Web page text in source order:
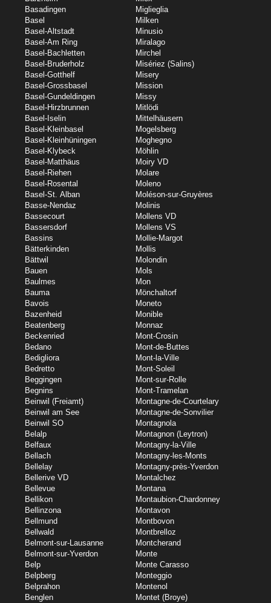
Basadingen
Basel
Basel-Altstadt
Basel-Am Ring
Basel-Bachletten
Basel-Bruderholz
Basel-Gotthelf
Basel-Grossbasel
Basel-Gundeldingen
Basel-Hirzbrunnen
Basel-Iselin
Basel-Kleinbasel
Basel-Kleinhüningen
Basel-Klybeck
Basel-Matthäus
Basel-Riehen
Basel-Rosental
Basel-St. Alban
Basse-Nendaz
Bassecourt
Bassersdorf
Bassins
Bätterkinden
Bättwil
Bauen
Baulmes
Bauma
Bavois
Bazenheid
Beatenberg
Beckenried
Bedano
Bedigliora
Bedretto
Beggingen
Begnins
Beinwil (Freiamt)
Beinwil am See
Beinwil SO
Belalp
Belfaux
Bellach
Bellelay
Bellerive VD
Bellevue
Bellikon
Bellinzona
Bellmund
Bellwald
Belmont-sur-Lausanne
Belmont-sur-Yverdon
Belp
Belpberg
Belprahon
Benglen
Miglieglia
Milken
Minusio
Miralago
Mirchel
Misériez (Salins)
Misery
Mission
Missy
Mitlödi
Mittelhäusern
Mogelsberg
Moghegno
Möhlin
Moiry VD
Molare
Moleno
Moléson-sur-Gruyères
Molinis
Mollens VD
Mollens VS
Mollie-Margot
Mollis
Molondin
Mols
Mon
Mönchaltorf
Moneto
Monible
Monnaz
Mont-Crosin
Mont-de-Buttes
Mont-la-Ville
Mont-Soleil
Mont-sur-Rolle
Mont-Tramelan
Montagne-de-Courtelary
Montagne-de-Sonvilier
Montagnola
Montagnon (Leytron)
Montagny-la-Ville
Montagny-les-Monts
Montagny-près-Yverdon
Montalchez
Montana
Montaubion-Chardonney
Montavon
Montbovon
Montbrelloz
Montcherand
Monte
Monte Carasso
Monteggio
Montenol
Montet (Broye)